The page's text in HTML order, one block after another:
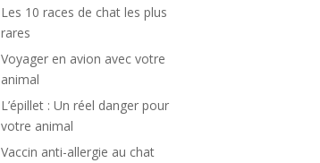
Les 10 races de chat les plus
rares
Voyager en avion avec votre
animal
L’épillet : Un réel danger pour
votre animal
Vaccin anti-allergie au chat